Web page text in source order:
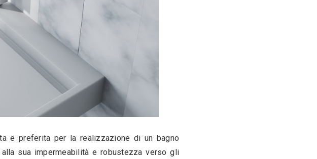
eccellente una costante sollecitazione ad acqua e umidità,
tocco da parte dei padroni di casa. I metalli trattati a livello
a livello di ruggine ed ossidazione, costituiscono l’alternativa
alcuna remora. Tra le varietà di questi materiali, previsti per la
e design in bagno, possiamo trovare: